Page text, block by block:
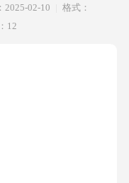
2025-02-10
格式：
12